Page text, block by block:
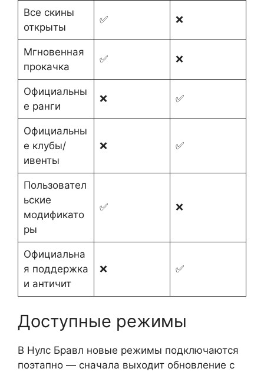
Все скины
открыты
✅ ❌
Мгновенная
прокачка
✅ ❌
Официальны
е ранги
❌ ✅
Официальны
е клубы/
ивенты
❌ ✅
Пользовател
ьские
модификато
ры
✅ ❌
Официальна
я поддержка
и античит
❌ ✅
Доступные режимы
В Нулс Бравл новые режимы подключаются
поэтапно — сначала выходит обновление с